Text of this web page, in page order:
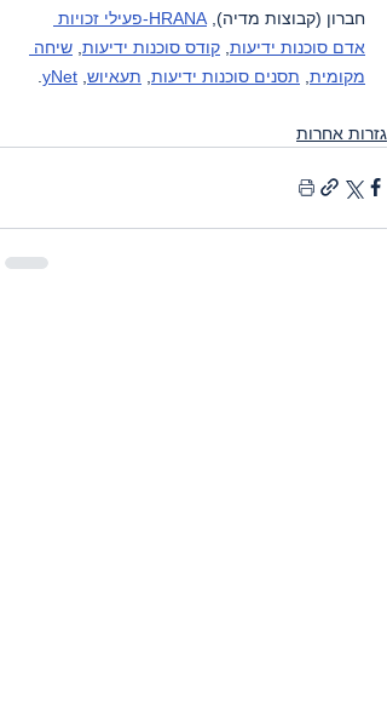
חברון (קבוצות מדיה),
HRANA-פעילי זכויות
אדם סוכנות ידיעות קודס סוכנות ידיעות שיחה
מקומית תסנים סוכנות ידיעות תעאיוש yNet
גזרות אחרות